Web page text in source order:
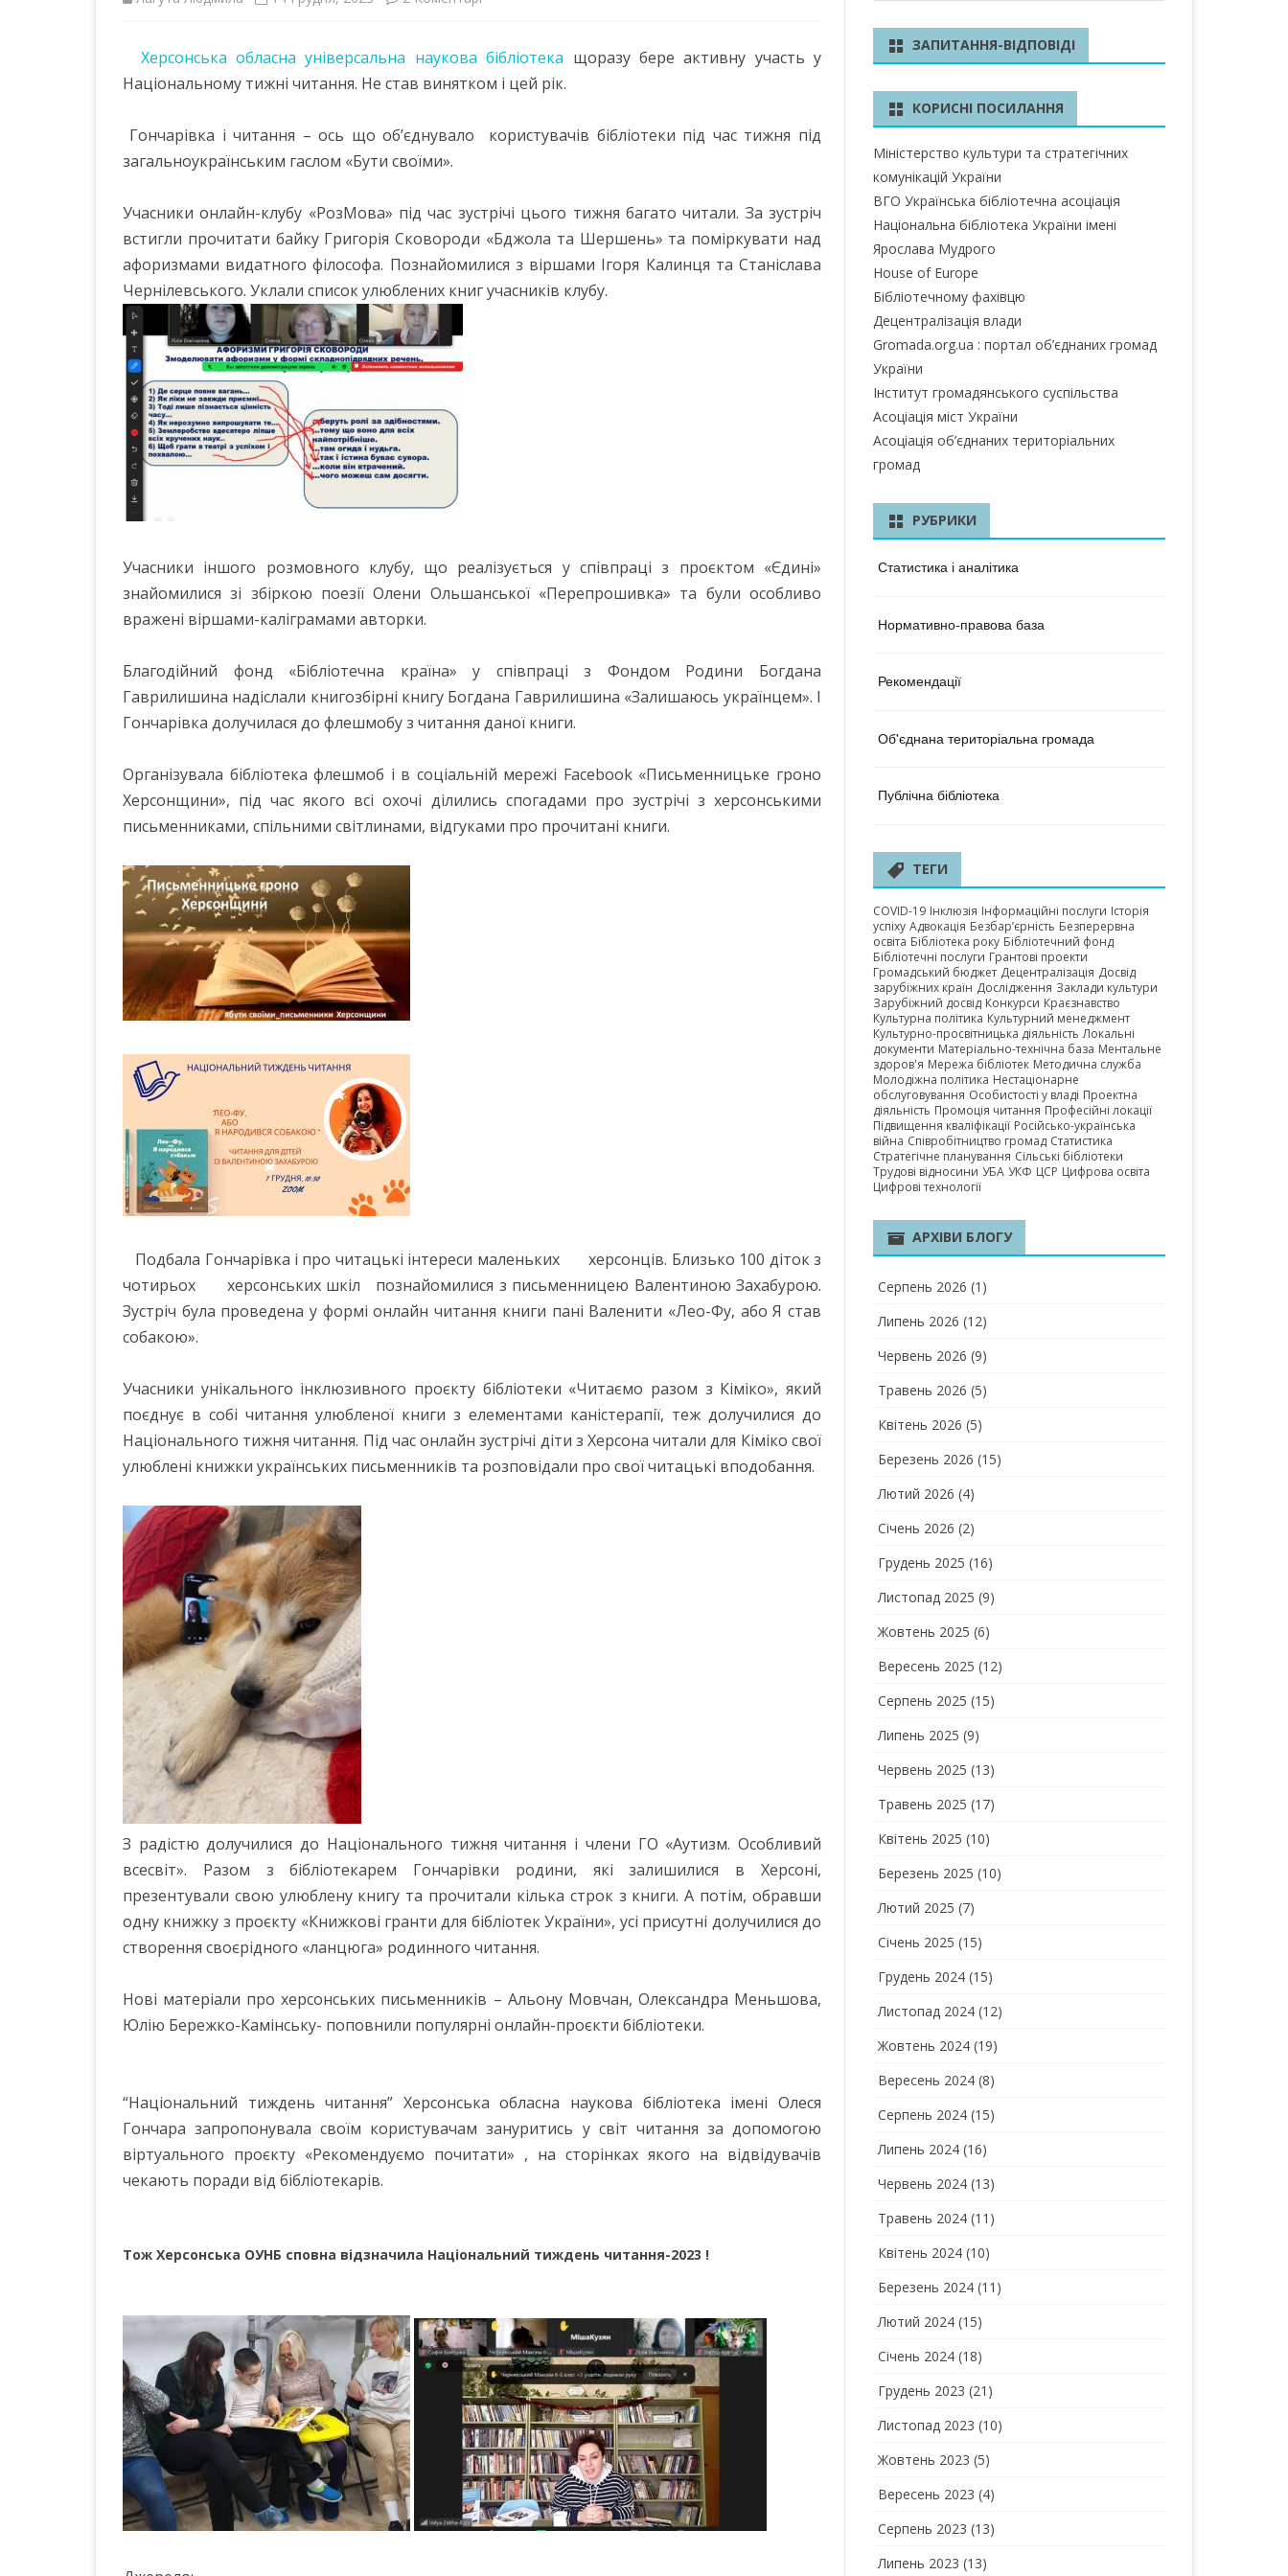
ДОНЕЦЬКА ОБЛАСТЬ
ЗАКАРПАТСЬКА ОБЛАСТЬ
ЗАПОРІЗЬКА ОБЛАСТЬ
ІВАНО-ФРАНКІВСЬКА ОБЛАСТЬ
М. КИЇВ
КИЇВСЬКА ОБЛАСТЬ
КІРОВОГРАДСЬКА ОБЛАСТЬ
ЛУГАНСЬКА ОБЛАСТЬ
ЛЬВІВСЬКА ОБЛАСТЬ
ОДЕСЬКА ОБЛАСТЬ
СУМСЬКА ОБЛАСТЬ
ТЕРНОПІЛЬСЬКА ОБЛАСТЬ
ХАРКІВСЬКА ОБЛАСТЬ
ХЕРСОНСЬКА ОБЛАСТЬ
ХМЕЛЬНИЦЬКА ОБЛАСТЬ
ЧЕРКАСЬКА ОБЛАСТЬ
ЧЕРНІГІВСЬКА ОБЛАСТЬ
тиждень
читання
Херсонська обласна універсальна наукова бібліотека щоразу бере активну участь у
Національному тижні читання. Не став винятком і цей рік.
Гончарівка і читання – ось що об’єднувало користувачів бібліотеки під час тижня під
загальноукраїнським гаслом «Бути своїми».
Учасники онлайн-клубу «РозМова» під час зустрічі цього тижня багато читали. За зустріч
встигли прочитати байку Григорія Сковороди «Бджола та Шершень» та поміркувати над
афоризмами видатного філософа. Познайомилися з віршами Ігоря Калинця та Станіслава
Чернілевського. Уклали список улюблених книг учасників клубу.
Учасники іншого розмовного клубу, що реалізується у співпраці з проєктом «Єдині»
знайомилися зі збіркою поезії Олени Ольшанської «Перепрошивка» та були особливо
вражені віршами-каліграмами авторки.
Благодійний фонд «Бібліотечна країна» у співпраці з Фондом Родини Богдана
Гаврилишина надіслали книгозбірні книгу Богдана Гаврилишина «Залишаюсь українцем». І
Гончарівка долучилася до флешмобу з читання даної книги.
Організувала бібліотека флешмоб і в соціальній мережі Facebook «Письменницьке гроно
Херсонщини», під час якого всі охочі ділились спогадами про зустрічі з херсонськими
письменниками, спільними світлинами, відгуками про прочитані книги.
Подбала Гончарівка і про читацькі інтереси маленьких херсонців. Близько 100 діток з
чотирьох херсонських шкіл познайомилися з письменницею Валентиною Захабурою.
Зустріч була проведена у формі онлайн читання книги пані Валенити «Лео-Фу, або Я став
собакою».
Учасники унікального інклюзивного проєкту бібліотеки «Читаємо разом з Кіміко», який
поєднує в собі читання улюбленої книги з елементами каністерапії, теж долучилися до
Національного тижня читання. Під час онлайн зустрічі діти з Херсона читали для Кіміко свої
улюблені книжки українських письменників та розповідали про свої читацькі вподобання.
З радістю долучилися до Національного тижня читання і члени ГО «Аутизм. Особливий
всесвіт». Разом з бібліотекарем Гончарівки родини, які залишилися в Херсоні,
презентували свою улюблену книгу та прочитали кілька строк з книги. А потім, обравши
одну книжку з проєкту «Книжкові гранти для бібліотек України», усі присутні долучилися до
створення своєрідного «ланцюга» родинного читання.
Нові матеріали про херсонських письменників – Альону Мовчан, Олександра Меньшова,
Юлію Бережко-Камінську- поповнили популярні онлайн-проєкти бібліотеки.
“Національний тиждень читання” Херсонська обласна наукова бібліотека імені Олеся
Гончара запропонувала своїм користувачам зануритись у світ читання за допомогою
віртуального проєкту «Рекомендуємо почитати» , на сторінках якого на відвідувачів
чекають поради від бібліотекарів.
Тож Херсонська ОУНБ сповна відзначила Національний тиждень читання-2023 !
к
ЗАПИТАННЯ-ВІДПОВІДІ
КОРИСНІ ПОСИЛАННЯ
Міністерство культури та стратегічних
комунікацій України
ВГО Українська бібліотечна асоціація
Національна бібліотека України імені
Ярослава Мудрого
House of Europe
Бібліотечному фахівцю
Децентралізація влади
Gromada.org.ua : портал об’єднаних громад
України
Інститут громадянського суспільства
Асоціація міст України
Асоціація об’єднаних територіальних
громад
РУБРИКИ
Статистика і аналітика
Нормативно-правова база
Рекомендації
Об'єднана територіальна громада
Публічна бібліотека
ТЕГИ
COVID-19 Інклюзія Інформаційні послуги Історія
успіху Адвокація Безбар’єрність Безперервна
освіта Бібліотека року Бібліотечний фонд
Бібліотечні послуги Грантові проекти
Громадський бюджет Децентралізація Досвід
зарубіжних країн Дослідження Заклади культури
Зарубіжний досвід Конкурси Краєзнавство
Культурна політика Культурний менеджмент
Культурно-просвітницька діяльність Локальні
документи Матеріально-технічна база Ментальне
здоров'я Мережа бібліотек Методична служба
Молодіжна політика Нестаціонарне
обслуговування Особистості у владі Проектна
діяльність Промоція читання Професійні локації
Підвищення кваліфікації Російсько-українська
війна Співробітництво громад Статистика
Стратегічне планування Сільські бібліотеки
Трудові відносини УБА УКФ ЦСР Цифрова освіта
Цифрові технології
АРХІВИ БЛОГУ
Серпень 2026 (1)
Липень 2026 (12)
Червень 2026 (9)
Травень 2026 (5)
Квітень 2026 (5)
Березень 2026 (15)
Лютий 2026 (4)
Січень 2026 (2)
Грудень 2025 (16)
Листопад 2025 (9)
Жовтень 2025 (6)
Вересень 2025 (12)
Серпень 2025 (15)
Липень 2025 (9)
Червень 2025 (13)
Травень 2025 (17)
Квітень 2025 (10)
Березень 2025 (10)
Лютий 2025 (7)
Січень 2025 (15)
Грудень 2024 (15)
Листопад 2024 (12)
Жовтень 2024 (19)
Вересень 2024 (8)
Серпень 2024 (15)
Липень 2024 (16)
Червень 2024 (13)
Травень 2024 (11)
Квітень 2024 (10)
Березень 2024 (11)
Лютий 2024 (15)
Січень 2024 (18)
Грудень 2023 (21)
Листопад 2023 (10)
Жовтень 2023 (5)
Вересень 2023 (4)
Серпень 2023 (13)
Липень 2023 (13)